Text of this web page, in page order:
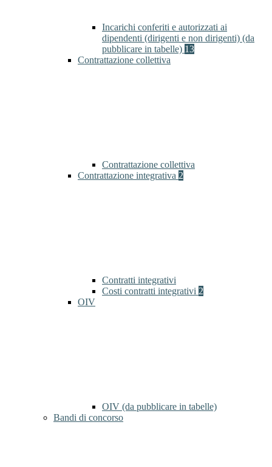
Incarichi conferiti e autorizzati ai
dipendenti (dirigenti e non dirigenti) (da
pubblicare in tabelle) 13
Contrattazione collettiva
Contrattazione collettiva
Contrattazione integrativa 2
Contratti integrativi
Costi contratti integrativi 2
OIV
OIV (da pubblicare in tabelle)
Bandi di concorso